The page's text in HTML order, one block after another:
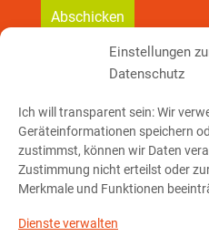
Einstellungen
Datenschutz
Ich will transparent sein: Wir
Geräteinformationen speichern
zustimmst, können wir Daten
Zustimmung nicht erteilst oder
Merkmale und Funktionen
Dienste verwalten
So
Telefon: 01 76
E-Mail